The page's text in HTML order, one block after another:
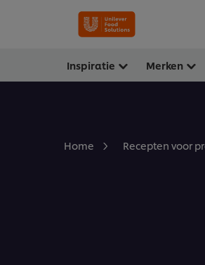
Inspiratie Merken
Home Recepten voor